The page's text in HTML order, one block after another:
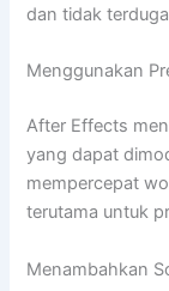
dan tidak
Menggunakan
After Effects
yang dapat
mempercepat
terutama untuk
Menambahkan